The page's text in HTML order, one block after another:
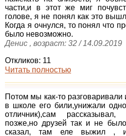
части,и в этот же миг
голове, я не понял как это
Когда я очнулся, то понял что
было невозможно.
Денис , возраст: 32 / 14.09.2019
Откликов: 11
Читать полностью
Потом мы как-то разговаривали
в школе его били,унижали
отличник),сам
позже,но друзей так и не
сказал, там еле выжил ,